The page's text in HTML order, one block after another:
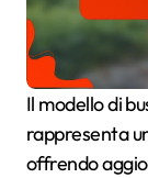
Il modello di business SaaS (Software as a Service)
rappresenta
offrendo